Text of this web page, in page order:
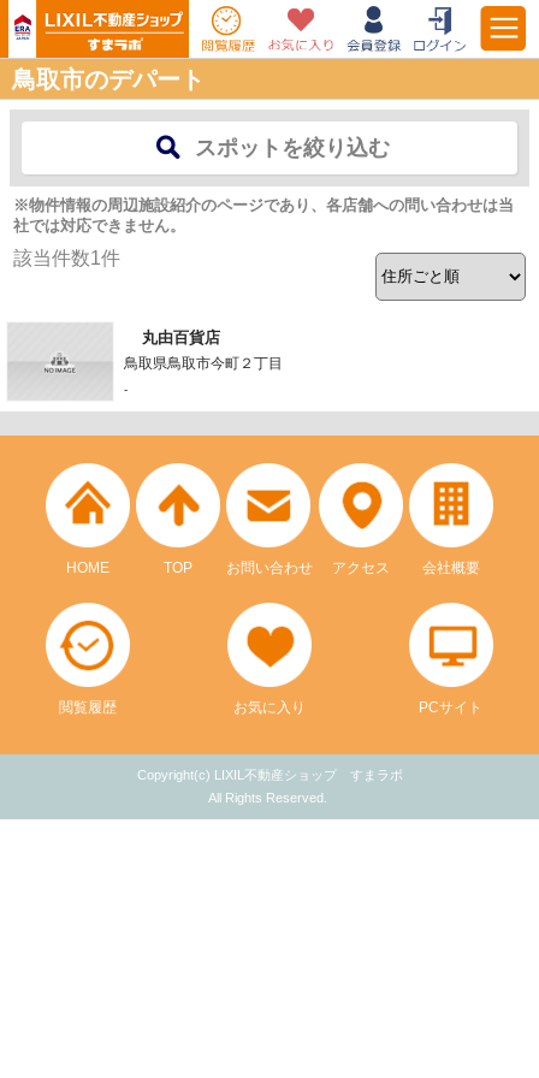
鳥取市のデパート
スポットを絞り込む
※物件情報の周辺施設紹介のページであり、各店舗への問い合わせは当
社では対応できません。
該当件数1件
丸由百貨店
鳥取県鳥取市今町２丁目
-
HOME TOP お問い合わせ アクセス 会社概要
閲覧履歴 お気に入り PCサイト
Copyright(c) LIXIL不動産ショップ すまラボ
All Rights Reserved.